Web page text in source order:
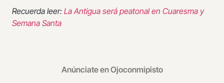
Recuerda leer: La Antigua será peatonal en Cuaresma y
Semana Santa
Anúnciate en Ojoconmipisto